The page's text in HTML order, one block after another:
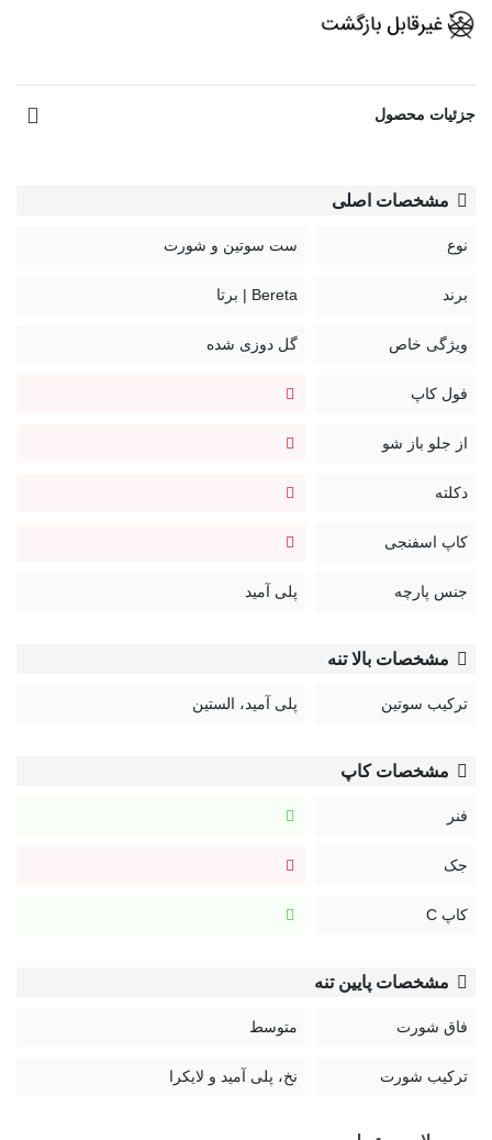
جزئیات محصول
مشخصات اصلی
نوع ست سوتین و شورت
برند Bereta | برتا
ویژگی خاص گل دوزی شده
فول کاپ
از جلو باز شو
دکلته
کاپ اسفنجی
جنس پارچه پلی آمید
مشخصات بالا تنه
ترکیب سوتین پلی آمید، الستین
مشخصات کاپ
فنر
جک
کاپ C
مشخصات پایین تنه
فاق شورت متوسط
ترکیب شورت نخ، پلی آمید و لایکرا